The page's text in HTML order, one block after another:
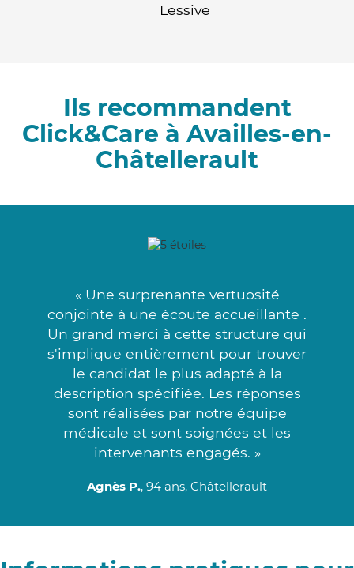
Lessive
Ils recommandent
Click&Care à Availles-en-
Châtellerault
« Une surprenante vertuosité
conjointe à une écoute accueillante .
Un grand merci à cette structure qui
s'implique entièrement pour trouver
le candidat le plus adapté à la
description spécifiée. Les réponses
sont réalisées par notre équipe
médicale et sont soignées et les
intervenants engagés. »
Agnès P., 94 ans, Châtellerault